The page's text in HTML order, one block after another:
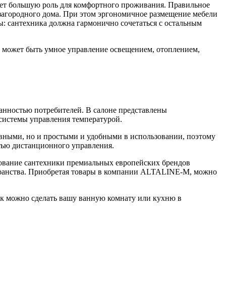
большую роль для комфортного проживания. Правильное
дома. При этом эргономичное размещение мебели
сантехника должна гармонично сочетаться с остальным
быть умное управление освещением, отоплением,
потребителей. В салоне представлены
управления температурой.
но и простыми и удобными в использовании, поэтому
дистанционного управления.
сантехники премиальных европейских брендов
Приобретая товары в компании ALTALINE-M, можно
можно сделать вашу ванную комнату или кухню в